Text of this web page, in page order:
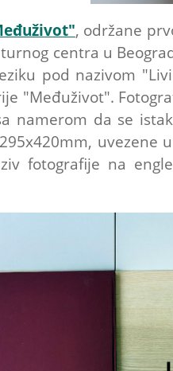
, održane
centra u
pod nazivom
"Međuživot".
namerom da se
uvezene
fotografije na